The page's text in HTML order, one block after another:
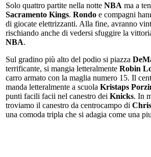
Solo quattro partite nella notte NBA ma a
Sacramento Kings. Rondo e compagni
di giocate elettrizzanti. Alla fine, avranno
rischiando anche di vedersi sfuggire la
NBA.
Sul gradino più alto del podio si piazza
terrificante, si mangia letteralmente Robin
carro armato con la maglia numero 15. Il
manda letteralmente a scuola Kristaps
punti facili facii nel canestro dei Knicks. In
troviamo il canestro da centrocampo di Chris
una comoda tripla che si adagia come una